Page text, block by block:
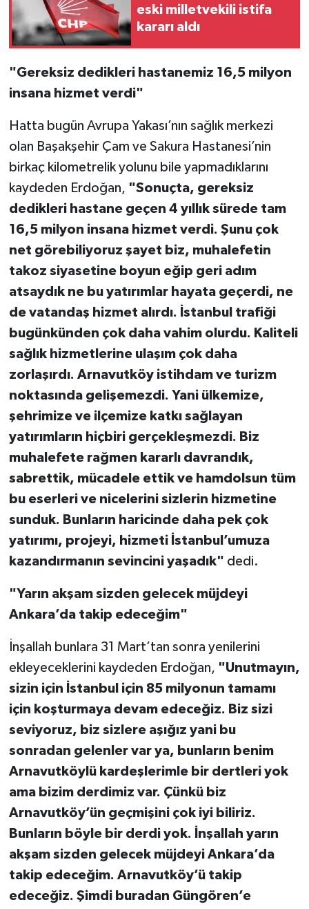
eski milletvekili istifa
kararı aldı
"Gereksiz dedikleri hastanemiz 16,5 milyon
insana hizmet verdi"
Hatta bugün Avrupa Yakası’nın sağlık merkezi
olan Başakşehir Çam ve Sakura Hastanesi’nin
birkaç kilometrelik yolunu bile yapmadıklarını
kaydeden Erdoğan, "Sonuçta, gereksiz
dedikleri hastane geçen 4 yıllık sürede tam
16,5 milyon insana hizmet verdi. Şunu çok
net görebiliyoruz şayet biz, muhalefetin
takoz siyasetine boyun eğip geri adım
atsaydık ne bu yatırımlar hayata geçerdi, ne
de vatandaş hizmet alırdı. İstanbul trafiği
bugünkünden çok daha vahim olurdu. Kaliteli
sağlık hizmetlerine ulaşım çok daha
zorlaşırdı. Arnavutköy istihdam ve turizm
noktasında gelişemezdi. Yani ülkemize,
şehrimize ve ilçemize katkı sağlayan
yatırımların hiçbiri gerçekleşmezdi. Biz
muhalefete rağmen kararlı davrandık,
sabrettik, mücadele ettik ve hamdolsun tüm
bu eserleri ve nicelerini sizlerin hizmetine
sunduk. Bunların haricinde daha pek çok
yatırımı, projeyi, hizmeti İstanbul’umuza
kazandırmanın sevincini yaşadık" dedi.
"Yarın akşam sizden gelecek müjdeyi
Ankara’da takip edeceğim"
İnşallah bunlara 31 Mart’tan sonra yenilerini
ekleyeceklerini kaydeden Erdoğan, "Unutmayın,
sizin için İstanbul için 85 milyonun tamamı
için koşturmaya devam edeceğiz. Biz sizi
seviyoruz, biz sizlere aşığız yani bu
sonradan gelenler var ya, bunların benim
Arnavutköylü kardeşlerimle bir dertleri yok
ama bizim derdimiz var. Çünkü biz
Arnavutköy’ün geçmişini çok iyi biliriz.
Bunların böyle bir derdi yok. İnşallah yarın
akşam sizden gelecek müjdeyi Ankara’da
takip edeceğim. Arnavutköy’ü takip
edeceğiz. Şimdi buradan Güngören’e